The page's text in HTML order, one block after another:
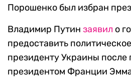
Порошенко был избран
Владимир Путин заявил о
предоставить
президенту Украины после
президентом Франции